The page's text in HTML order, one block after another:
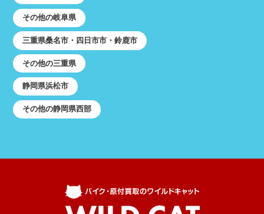
その他の岐阜県
三重県桑名市・四日市市・鈴鹿市
その他の三重県
静岡県浜松市
その他の静岡県西部